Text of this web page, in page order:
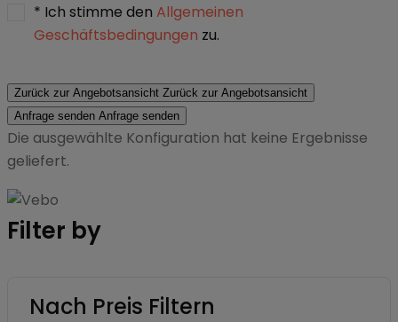
* Ich stimme den Allgemeinen
Geschäftsbedingungen zu.
Zurück zur Angebotsansicht Zurück zur Angebotsansicht
Anfrage senden Anfrage senden
Die ausgewählte Konfiguration hat keine Ergebnisse
geliefert.
Filter by
Nach Preis Filtern